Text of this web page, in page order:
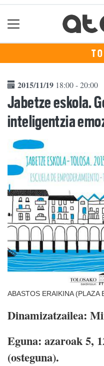
2015/11/19 18:00 - 20:00
Jabetze eskola.
inteligentzia
ABASTOS ERAIKINA (PLAZA
Dinamizatzailea:
Eguna: azaroak 5,
(osteguna).